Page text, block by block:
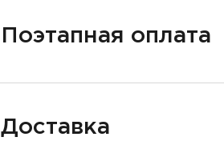
Поэтапная оплата
Доставка